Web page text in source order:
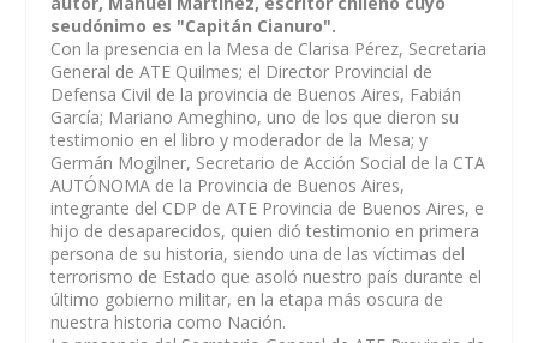
seudónimo es "Capitán Cianuro".
Con la presencia en la Mesa de Clarisa Pérez, Secretaria
General de ATE Quilmes; el Director Provincial de
Defensa Civil de la provincia de Buenos Aires, Fabián
García; Mariano Ameghino, uno de los que dieron su
testimonio en el libro y moderador de la Mesa; y
Germán Mogilner, Secretario de Acción Social de la CTA
AUTÓNOMA de la Provincia de Buenos Aires,
integrante del CDP de ATE Provincia de Buenos Aires, e
hijo de desaparecidos, quien dió testimonio en primera
persona de su historia, siendo una de las víctimas del
terrorismo de Estado que asoló nuestro país durante el
último gobierno militar, en la etapa más oscura de
nuestra historia como Nación.